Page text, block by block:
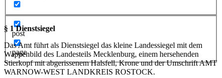
post
page
§ 1 Dienstsiegel
Das Amt führt als Dienstsiegel das kleine Landessiegel mit dem
Wappenbild des Landesteils Mecklenburg, einem hersehenden
Stierkopf mit abgerissenem Halsfell, Krone und der Umschrift AMT
WARNOW-WEST LANDKREIS ROSTOCK.